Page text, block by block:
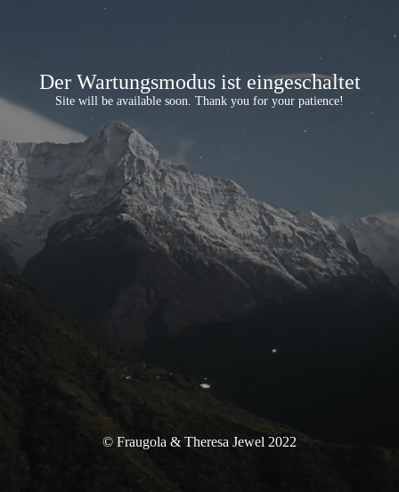
Der Wartungsmodus ist eingeschaltet
Site will be available soon. Thank you for your patience!
© Fraugola & Theresa Jewel 2022